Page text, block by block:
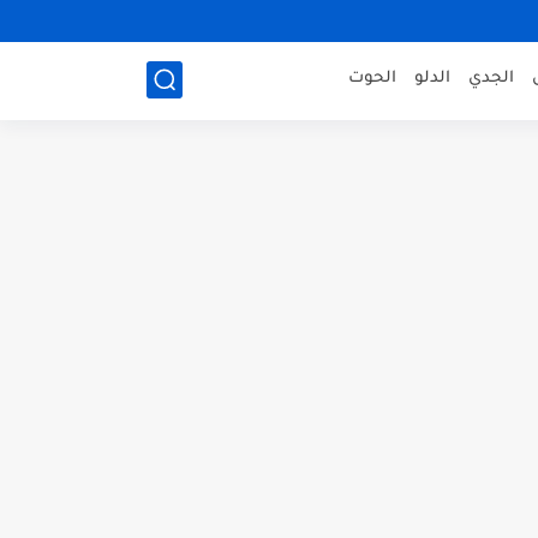
الجدي الدلو الحوت